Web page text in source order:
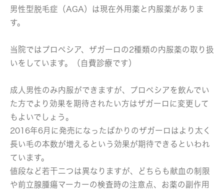
男性型脱毛症（AGA）は現在外用薬と内服薬がありま
す。
当院ではプロペシア、ザガーロの2種類の内服薬の取り扱
いをしています。（自費診療です）
成人男性のみ内服ができますが、プロペシアを飲んでい
た方でより効果を期待されたい方はザガーロに変更して
もよいでしょう。
2016年6月に発売になったばかりのザガーロはより太く
長い毛の本数が増えるという効果が期待できるといわれ
ています。
値段など若干二つは異なりますが、どちらも献血の制限
や前立腺腫瘍マーカーの検査時の注意点、お薬の副作用